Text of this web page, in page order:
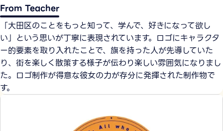
From Teacher
「大田区のことをもっと知って、学んで、好きになって欲し
い」という思いが丁寧に表現されています。ロゴにキャラクタ
ー的要素を取り入れたことで、旗を持った人が先導していた
り、街を楽しく散策する様子が伝わり楽しい雰囲気になりまし
た。ロゴ制作が得意な彼女の力が存分に発揮された制作物で
す。